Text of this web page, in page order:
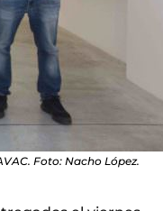
Foto: Nacho López.